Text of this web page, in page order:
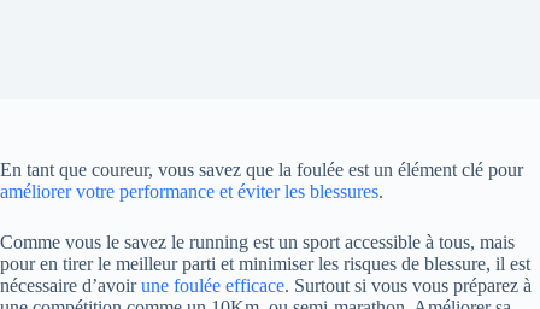
En tant que coureur, vous savez que la foulée est un élément clé pour
améliorer votre performance et éviter les blessures.
Comme vous le savez le running est un sport accessible à tous, mais
pour en tirer le meilleur parti et minimiser les risques de blessure, il est
nécessaire d’avoirune foulée efficace. Surtout si vous vous préparez à